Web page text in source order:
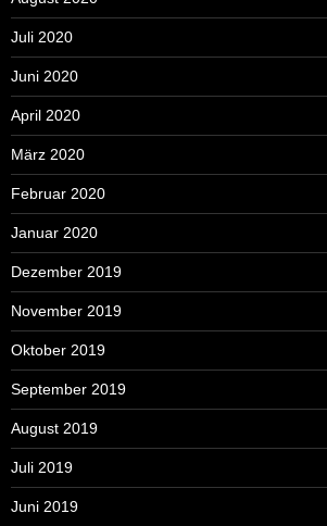
Juli 2020
Juni 2020
April 2020
März 2020
Februar 2020
Januar 2020
Dezember 2019
November 2019
Oktober 2019
September 2019
August 2019
Juli 2019
Juni 2019